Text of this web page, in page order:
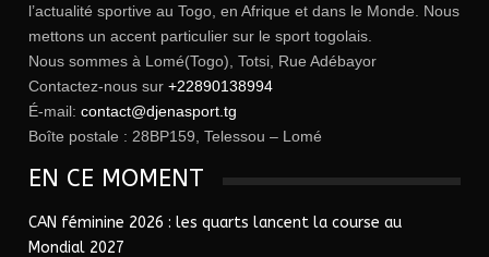
l’actualité sportive au Togo, en Afrique et dans le Monde. Nous
mettons un accent particulier sur le sport togolais.
Nous sommes à Lomé(Togo), Totsi, Rue Adébayor
Contactez-nous sur +22890138994
É-mail: contact@djenasport.tg
Boîte postale : 28BP159, Telessou – Lomé
EN CE MOMENT
CAN féminine 2026 : les quarts lancent la course au
Mondial 2027